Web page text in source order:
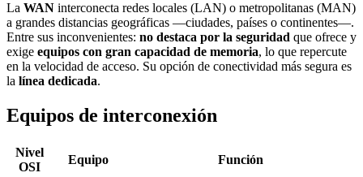
La WAN interconecta redes locales (LAN) o metropolitanas (MAN)
a grandes distancias geográficas —ciudades, países o continentes—.
Entre sus inconvenientes: no destaca por la seguridad que ofrece y
exige equipos con gran capacidad de memoria, lo que repercute
en la velocidad de acceso. Su opción de conectividad más segura es
la línea dedicada.
Equipos de interconexión
Nivel
OSI
Equipo Función